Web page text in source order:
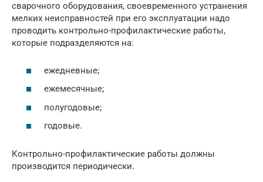
сварочного оборудования, своевременного устранения
мелких неисправностей при его эксплуатации надо
проводить контрольно-профилактические работы,
которые подразделяются на:
ежедневные;
ежемесячные;
полугодовые;
годовые.
Контрольно-профилактические работы должны
производится периодически.